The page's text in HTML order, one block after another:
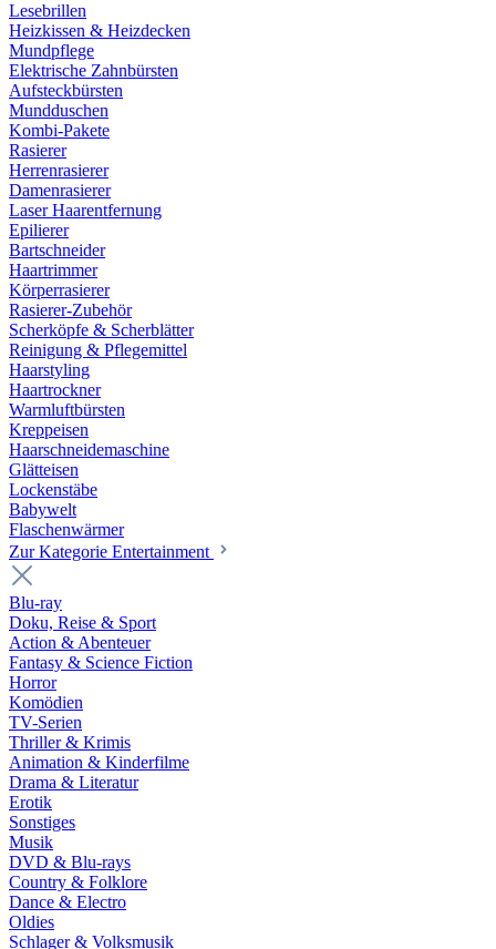
Lesebrillen
Heizkissen & Heizdecken
Mundpflege
Elektrische Zahnbürsten
Aufsteckbürsten
Mundduschen
Kombi-Pakete
Rasierer
Herrenrasierer
Damenrasierer
Laser Haarentfernung
Epilierer
Bartschneider
Haartrimmer
Körperrasierer
Rasierer-Zubehör
Scherköpfe & Scherblätter
Reinigung & Pflegemittel
Haarstyling
Haartrockner
Warmluftbürsten
Kreppeisen
Haarschneidemaschine
Glätteisen
Lockenstäbe
Babywelt
Flaschenwärmer
Zur Kategorie Entertainment
Blu-ray
Doku, Reise & Sport
Action & Abenteuer
Fantasy & Science Fiction
Horror
Komödien
TV-Serien
Thriller & Krimis
Animation & Kinderfilme
Drama & Literatur
Erotik
Sonstiges
Musik
DVD & Blu-rays
Country & Folklore
Dance & Electro
Oldies
Schlager & Volksmusik